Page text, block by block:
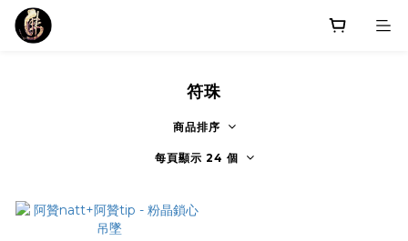
符珠
商品排序
每頁顯示 24 個